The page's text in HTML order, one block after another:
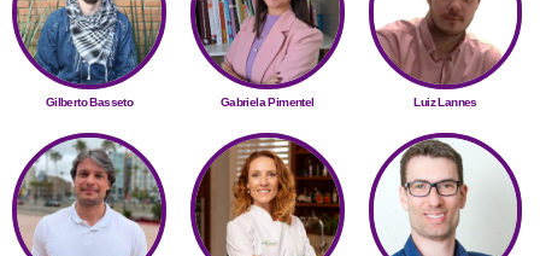
Gilberto Basseto Gabriela Pimentel Luiz Lannes